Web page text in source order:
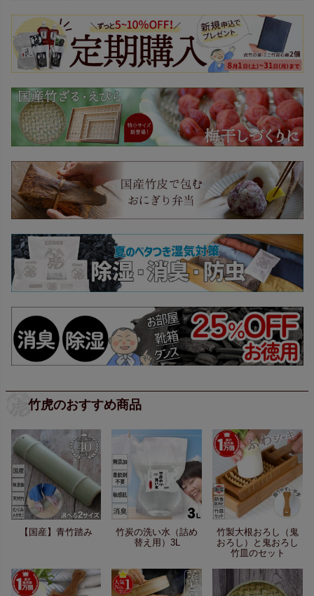
竹虎のおすすめ商品
【国産】青竹踏み
竹炭の洗い水（詰め
替え用）3L
竹製大根おろし（鬼
おろし）と鬼おろし
竹皿のセット